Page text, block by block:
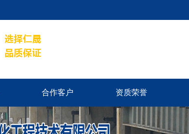
合作客户 资质荣誉